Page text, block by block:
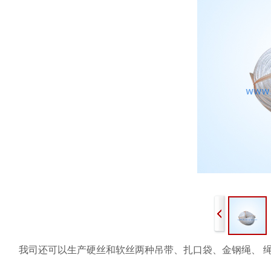
我司还可以生产硬丝和软丝两种吊带、扎口袋、金钢绳、